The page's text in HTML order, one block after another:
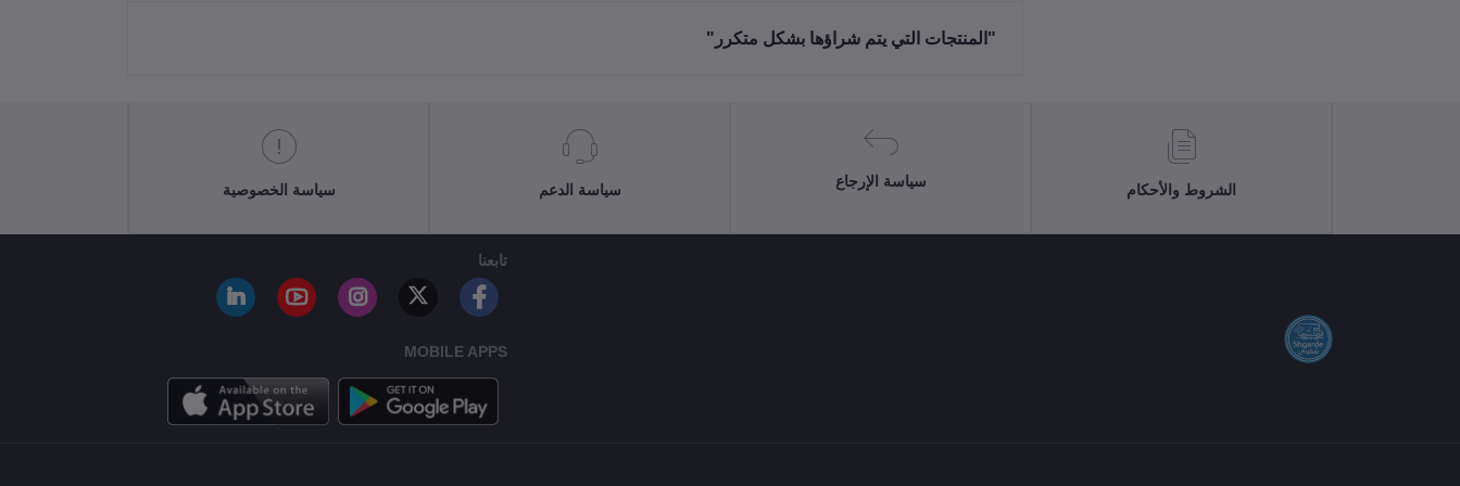
"المنتجات التي يتم شراؤها بشكل متكرر"
الشروط والأحكام
سياسة الإرجاع
سياسة الدعم سياسة الخصوصية
تابعنا
MOBILE APPS